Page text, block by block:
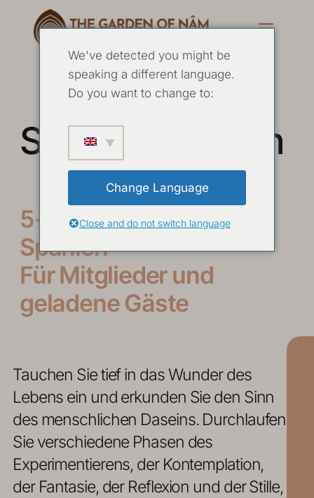
Sinnvolles Leben
5-tägiger Nâm-Kurs in
Spanien
Für Mitglieder und
geladene Gäste
Tauchen Sie tief in das Wunder des
Lebens ein und erkunden Sie den Sinn
des menschlichen Daseins. Durchlaufen
Sie verschiedene Phasen des
Experimentierens, der Kontemplation,
der Fantasie, der Reflexion und der Stille,
We've detected you might be
speaking a different language.
Do you want to change to:
Change Language
Close and do not switch language